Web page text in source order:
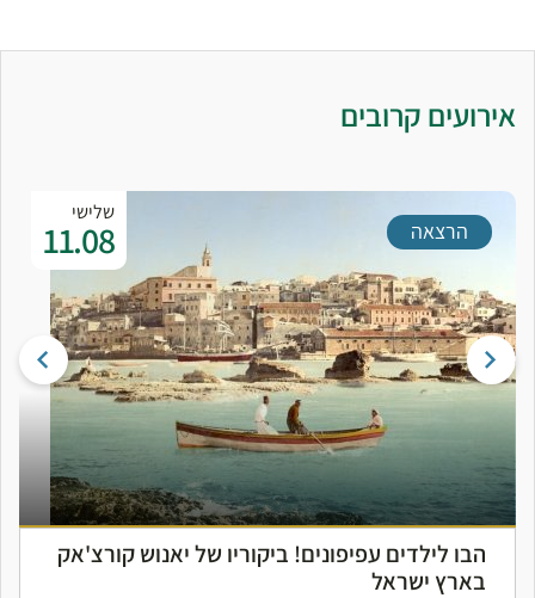
אירועים קרובים
שלישי
11.08 הרצאה
הבו לילדים עפיפונים! ביקוריו של יאנוש קורצ'אק
בארץ ישראל